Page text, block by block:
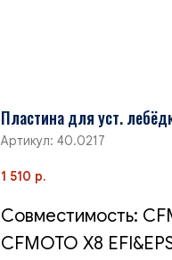
Пластина для уст.
Артикул: 40.0217
1 510 р.
Совместимость:
CFMOTO X8